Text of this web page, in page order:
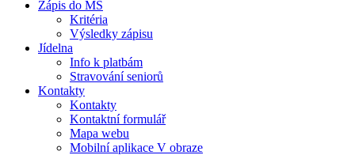
Zápis do MŠ
Kritéria
Výsledky zápisu
Jídelna
Info k platbám
Stravování seniorů
Kontakty
Kontakty
Kontaktní formulář
Mapa webu
Mobilní aplikace V obraze